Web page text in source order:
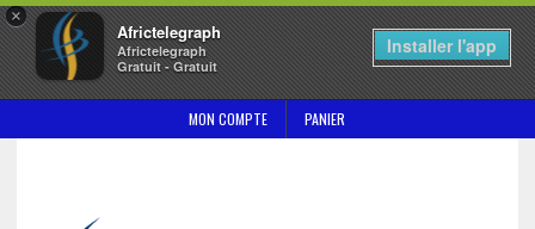
×
Africtelegraph
Africtelegraph
Gratuit - Gratuit
Installer l'app
MON COMPTE PANIER